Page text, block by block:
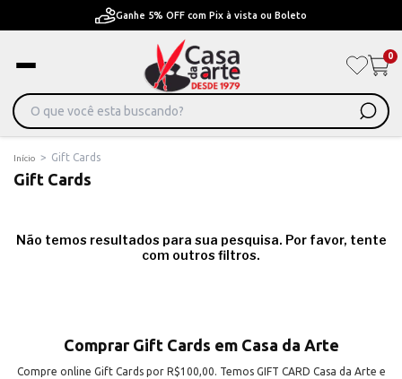
Ganhe 5% OFF com Pix à vista ou Boleto
0
Início > Gift Cards
Gift Cards
Não temos resultados para sua pesquisa. Por favor, tente
com outros filtros.
Comprar Gift Cards em Casa da Arte
Compre online Gift Cards por R$100,00. Temos GIFT CARD Casa da Arte e